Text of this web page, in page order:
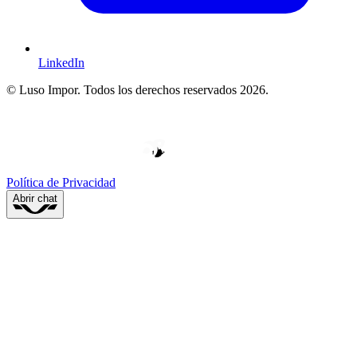
LinkedIn
© Luso Impor. Todos los derechos reservados 2026.
Política de Privacidad
P
O
W
E
R
E
D
*
B
Y
*
D
E
V
E
L
O
P
H
*
Abrir chat